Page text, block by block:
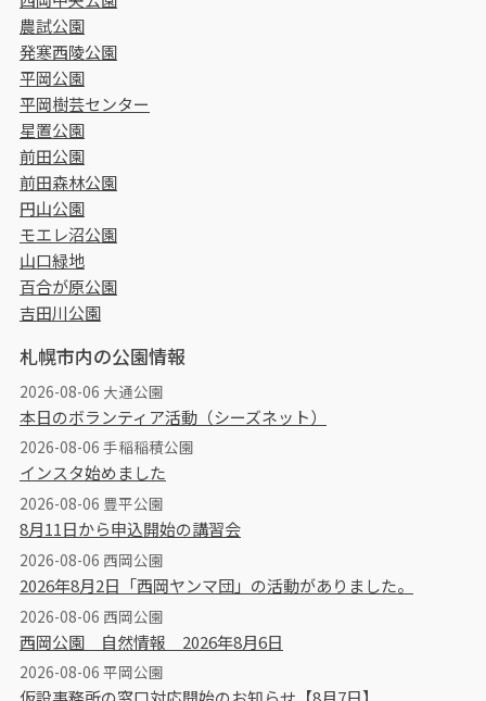
農試公園
発寒西陵公園
平岡公園
平岡樹芸センター
星置公園
前田公園
前田森林公園
円山公園
モエレ沼公園
山口緑地
百合が原公園
吉田川公園
札幌市内の公園情報
2026-08-06 大通公園
本日のボランティア活動（シーズネット）
2026-08-06 手稲稲積公園
インスタ始めました
2026-08-06 豊平公園
8月11日から申込開始の講習会
2026-08-06 西岡公園
2026年8月2日「西岡ヤンマ団」の活動がありました。
2026-08-06 西岡公園
西岡公園 自然情報 2026年8月6日
2026-08-06 平岡公園